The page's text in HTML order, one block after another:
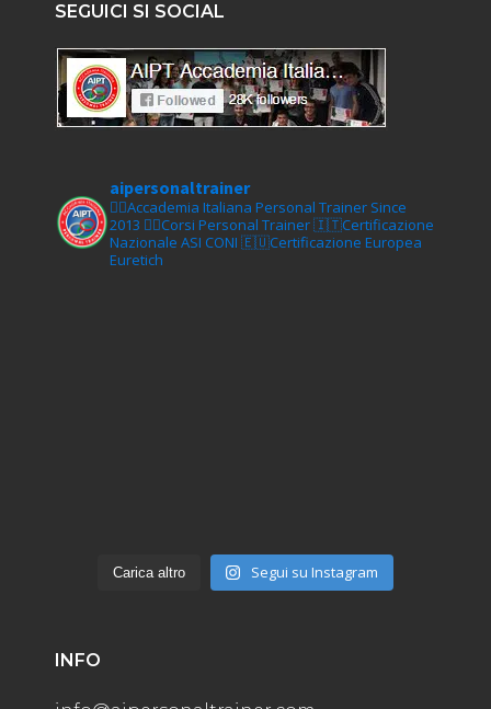
SEGUICI SI SOCIAL
aipersonaltrainer
🏋‍♀️Accademia Italiana Personal Trainer Since
2013 🏋‍♂️Corsi Personal Trainer🇮🇹Certificazione
Nazionale ASI CONI 🇪🇺Certificazione Europea
Euretich
Carica altro Segui su Instagram
INFO